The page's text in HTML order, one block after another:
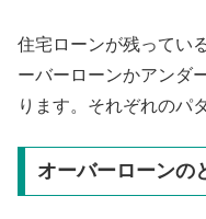
住宅ローンが残ってい
ーバーローンかアンダ
ります。それぞれのパ
オーバーローンの